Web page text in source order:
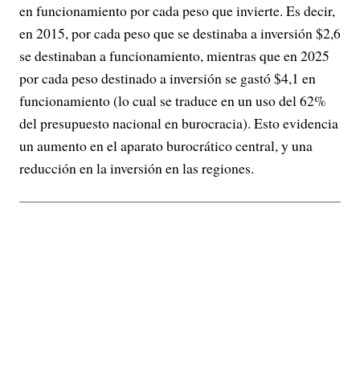
en funcionamiento por cada peso que invierte. Es decir,
en 2015, por cada peso que se destinaba a inversión $2,6
se destinaban a funcionamiento, mientras que en 2025
por cada peso destinado a inversión se gastó $4,1 en
funcionamiento (lo cual se traduce en un uso del 62%
del presupuesto nacional en burocracia). Esto evidencia
un aumento en el aparato burocrático central, y una
reducción en la inversión en las regiones.